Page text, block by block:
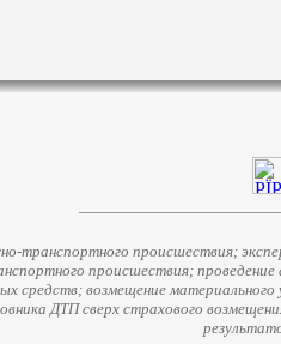
транспортного происшествия;
происшествия;
средств; возмещение
ДТП сверх страхового